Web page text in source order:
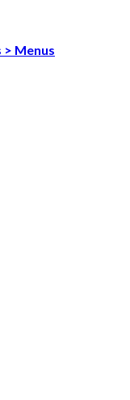
> Menus